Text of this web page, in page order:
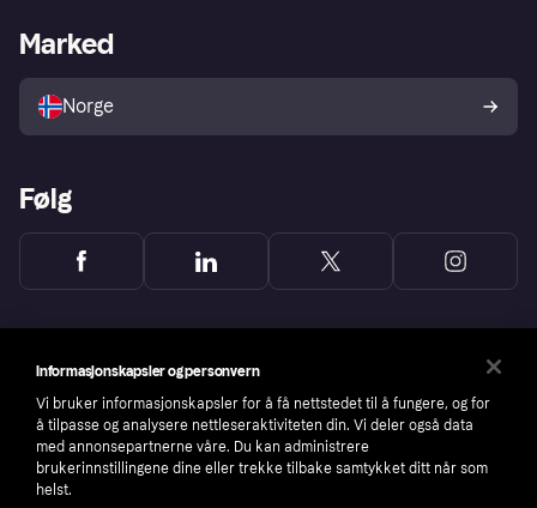
Utforsk butikker
Merchant portal
Marked
Norge
Følg
Informasjonskapsler og personvern
Vi bruker informasjonskapsler for å få nettstedet til å fungere, og for
å tilpasse og analysere nettleseraktiviteten din. Vi deler også data
med annonsepartnerne våre. Du kan administrere
brukerinnstillingene dine eller trekke tilbake samtykket ditt når som
helst.